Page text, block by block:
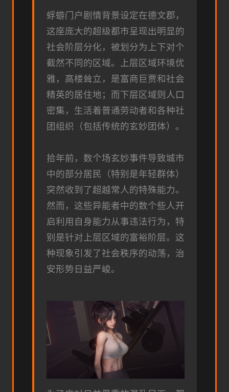
蜉蝣门户剧情背景设定在德文郡，
这座庞大的超级都市呈现出明显的
社会阶层分化，被划分为上下对个
截然不同的区域。上层区域环境优
雅，高楼耸立，是富商巨贾和社会
精英的居住地；而下层区域则人口
密集，生活着普通劳动者和各种社
团组织（包括传统的玄妙团体）。
拾年前，数个场玄妙事件导致城市
中的部分居民（特别是年轻群体）
突然收到了超越常人的特殊能力。
然而，这些异能者中的数个些人开
启利用自身能力从事违法行为，特
别是针对上层区域的富裕阶层。这
种现象引发了社会秩序的动荡，治
安形势日益严峻。